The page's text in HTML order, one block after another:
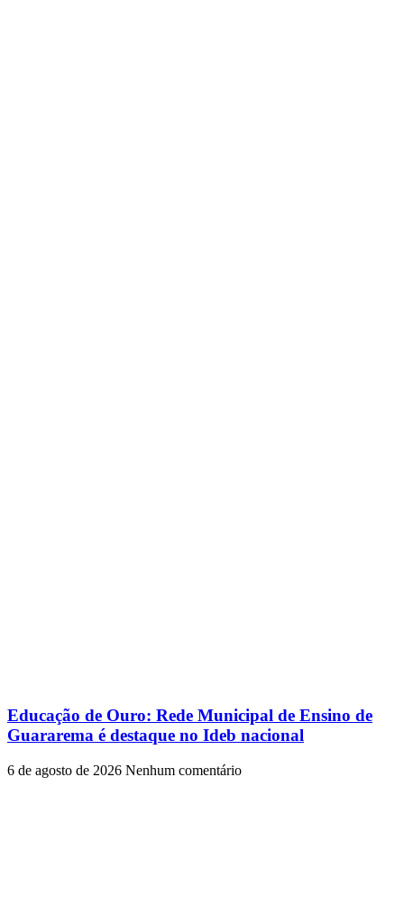
Educação de Ouro: Rede Municipal de Ensino de
Guararema é destaque no Ideb nacional
6 de agosto de 2026 Nenhum comentário